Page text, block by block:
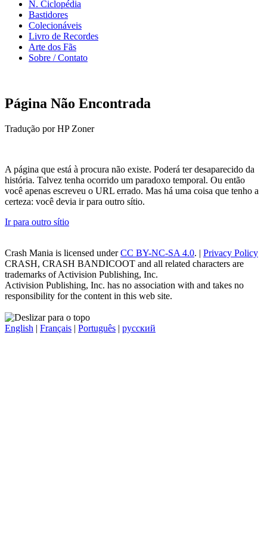
N. Ciclopédia
Bastidores
Colecionáveis
Livro de Recordes
Arte dos Fãs
Sobre / Contato
Página Não Encontrada
Tradução por HP Zoner
A página que está à procura não existe. Poderá ter desaparecido da
história. Talvez tenha ocorrido um paradoxo temporal. Ou então
você apenas escreveu o URL errado. Mas há uma coisa que tenho a
certeza: você devia ir para outro sítio.
Ir para outro sítio
Crash Mania is licensed underCC BY-NC-SA 4.0. | Privacy Policy
CRASH, CRASH BANDICOOT and all related characters are
trademarks of Activision Publishing, Inc.
Activision Publishing, Inc. has no association with and takes no
responsibility for the content in this web site.
English | Français | Português | русский